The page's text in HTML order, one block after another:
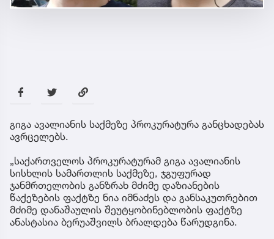
გიგა ავალიანის საქმეზე პროკურატურა განცხადებას
ავრცელებს.
„საქართველოს პროკურატურამ გიგა ავალიანის
სისხლის სამართლის საქმეზე, ჯგუფურად
ჯანმრთელობის განზრახ მძიმე დაზიანების
წაქეზების ფაქტზე ნია იმნაძეს და განსაკუთრებით
მძიმე დანაშაულის შეუტყობინებლობის ფაქტზე
ანასტასია ბერუაშვილს ბრალდება წარუდგინა.